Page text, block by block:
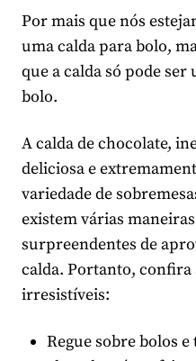
Por mais que nós
uma calda para bolo,
que a calda só pode ser
bolo.
A calda de chocolate,
deliciosa e
variedade de
existem várias
surpreendentes de
calda. Portanto, confira
irresistíveis:
Regue sobre bolos